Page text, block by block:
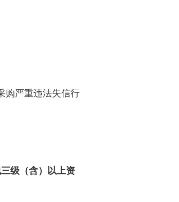
购严重违法失信行
级（含）以上资